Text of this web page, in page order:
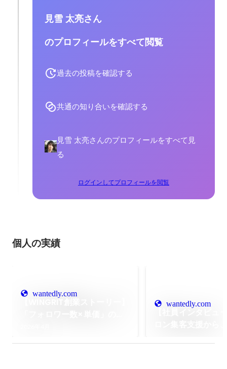
見雪 太亮さん
のプロフィールをすべて閲覧
過去の投稿を確認する
共通の知り合いを確認する
見雪 太亮さんのプロフィールをすべて見
る
ログインしてプロフィールを閲覧
個人の実績
wantedly.com
wantedly.com